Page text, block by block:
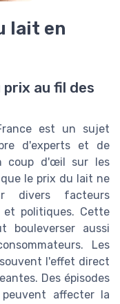
lait en
prix au fil des
est un sujet
d'experts et de
coup d'œil sur les
le prix du lait ne
divers facteurs
et politiques. Cette
bouleverser aussi
Les
l'effet direct
Des épisodes
affecter la